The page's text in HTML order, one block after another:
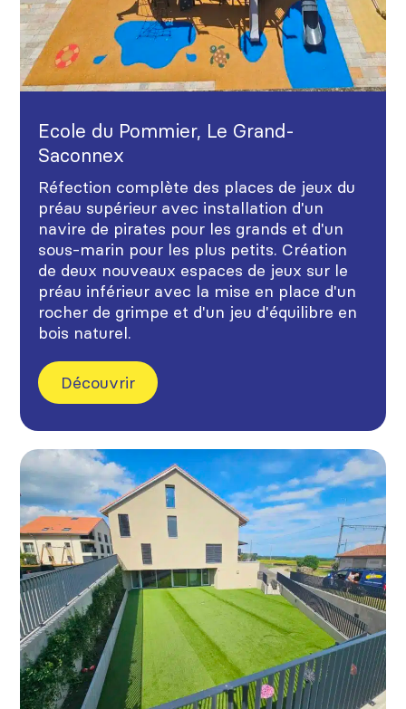
Ecole du Pommier, Le Grand-
Saconnex
Réfection complète des places de jeux du
préau supérieur avec installation d'un
navire de pirates pour les grands et d'un
sous-marin pour les plus petits. Création
de deux nouveaux espaces de jeux sur le
préau inférieur avec la mise en place d'un
rocher de grimpe et d'un jeu d'équilibre en
bois naturel.
Découvrir